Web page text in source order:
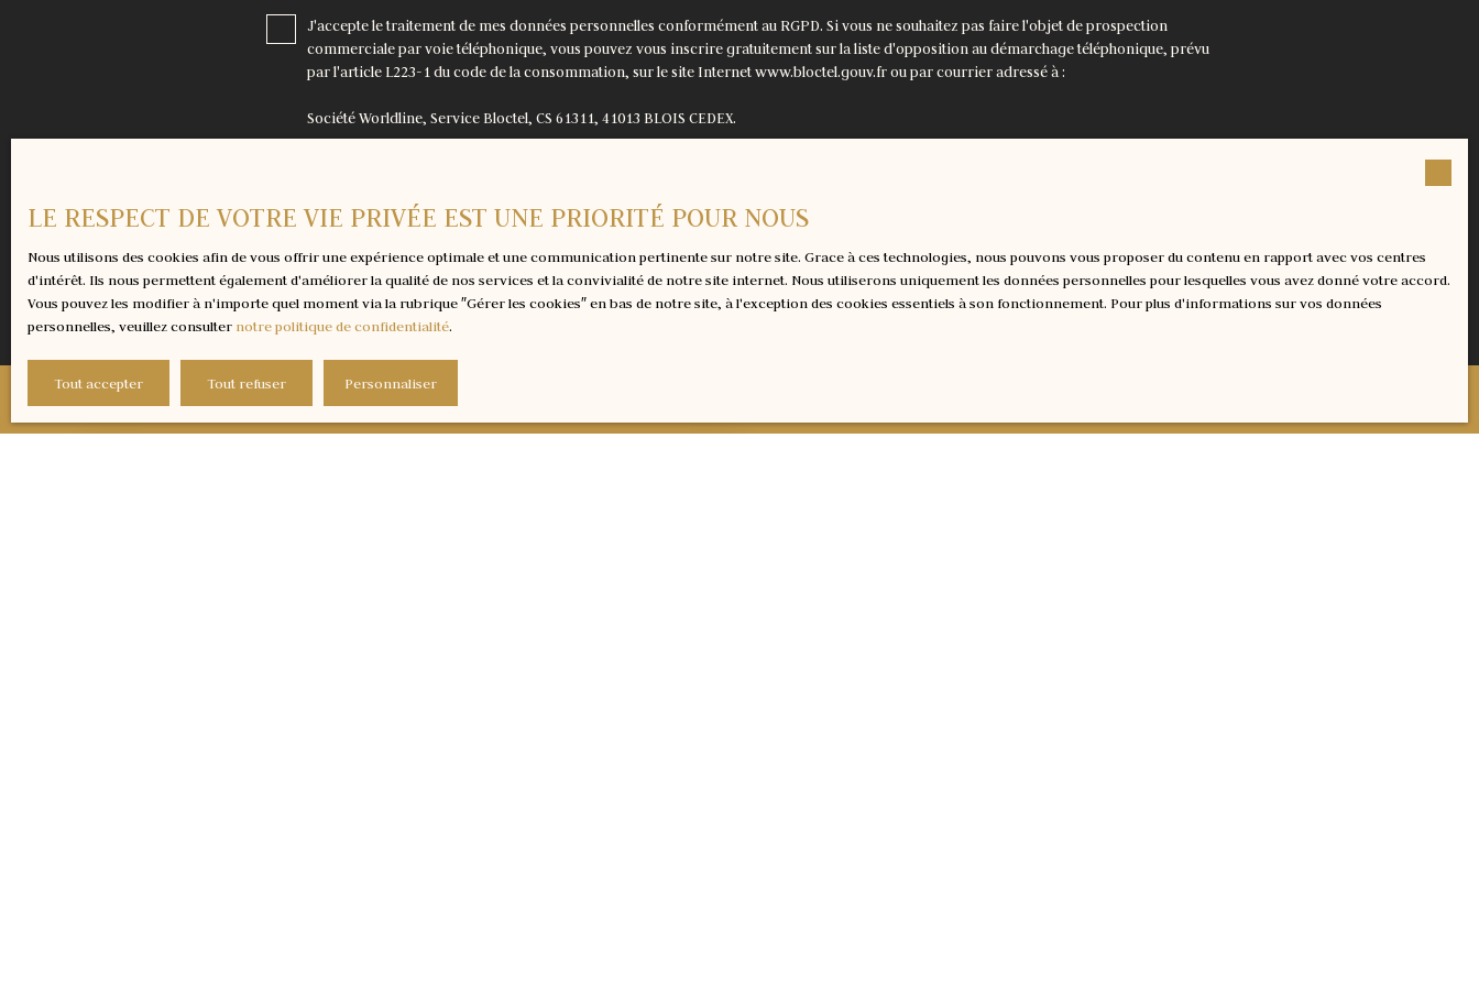
J'accepte le traitement de mes données personnelles conformément au RGPD. Si vous ne souhaitez pas faire l'objet de prospection
commerciale par voie téléphonique, vous pouvez vous inscrire gratuitement sur la liste d'opposition au démarchage téléphonique, prévu
par l'article L223-1 du code de la consommation, sur le site Internet www.bloctel.gouv.fr ou par courrier adressé à :
Société Worldline, Service Bloctel, CS 61311, 41013 BLOIS CEDEX.
Recevoir des annonces
LE RESPECT DE VOTRE VIE PRIVÉE EST UNE PRIORITÉ POUR NOUS
Nous utilisons des cookies afin de vous offrir une expérience optimale et une communication pertinente sur notre site. Grace à ces technologies, nous pouvons vous proposer du contenu en rapport avec vos centres
d'intérêt. Ils nous permettent également d'améliorer la qualité de nos services et la convivialité de notre site internet. Nous utiliserons uniquement les données personnelles pour lesquelles vous avez donné votre accord.
Vous pouvez les modifier à n'importe quel moment via la rubrique ″Gérer les cookies″ en bas de notre site, à l'exception des cookies essentiels à son fonctionnement. Pour plus d'informations sur vos données
personnelles, veuillez consulter notre politique de confidentialité.
Tout accepter Tout refuser Personnaliser